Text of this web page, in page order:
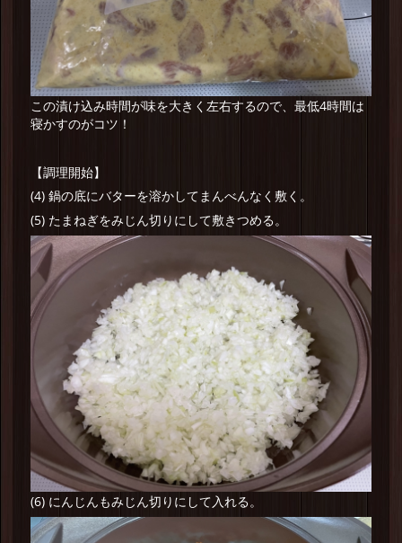
この漬け込み時間が味を大きく左右するので、最低4時間は
寝かすのがコツ！
【調理開始】
(4) 鍋の底にバターを溶かしてまんべんなく敷く。
(5) たまねぎをみじん切りにして敷きつめる。
(6) にんじんもみじん切りにして入れる。